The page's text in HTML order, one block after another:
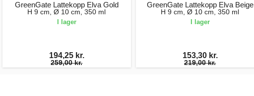
GreenGate Lattekopp Elva Gold
H 9 cm, Ø 10 cm, 350 ml
I lager
194,25 kr.
259,00 kr.
GreenGate Lattekopp Elva Beige
H 9 cm, Ø 10 cm, 350 ml
I lager
153,30 kr.
219,00 kr.